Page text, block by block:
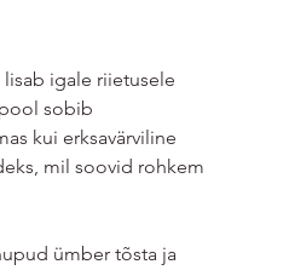
igale riietusele
sobib
kui erksavärviline
mil soovid rohkem
ümber tõsta ja